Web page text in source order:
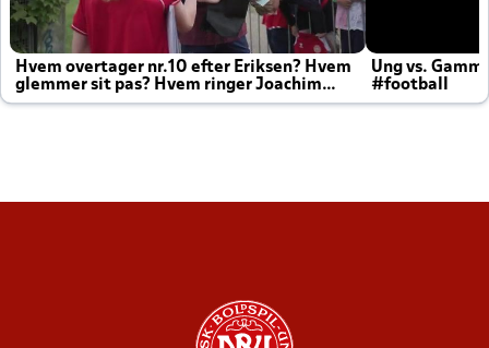
Hvem overtager nr.10 efter Eriksen? Hvem
glemmer sit pas? Hvem ringer Joachim
altid til efter kampe?
Ung vs.
#football